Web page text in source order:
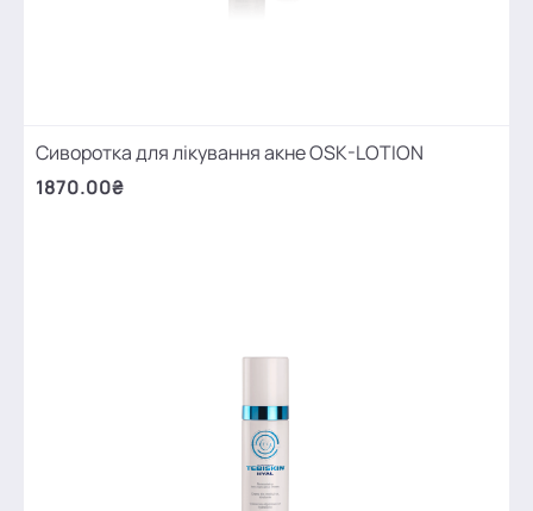
Сиворотка для лікування акне OSK-LOTION
1870.00₴